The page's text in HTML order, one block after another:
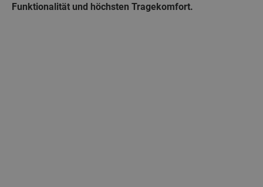
Funktionalität und höchsten Tragekomfort.